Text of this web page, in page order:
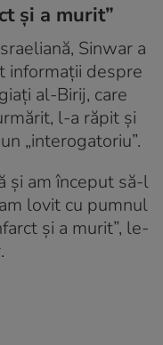
și a murit”
Sinwar a
informații despre
al-Birij, care
l-a răpit și
„interogatoriu”.
și am început să-l
lovit cu pumnul
și a murit”, le-